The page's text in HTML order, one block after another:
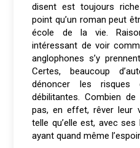
disent est toujours
point qu’un roman peut
école de la vie.
intéressant de voir
anglophones s’y
Certes, beaucoup
dénoncer les risques
débilitantes. Combien
pas, en effet, rêver leur
telle qu’elle est, avec
ayant quand même